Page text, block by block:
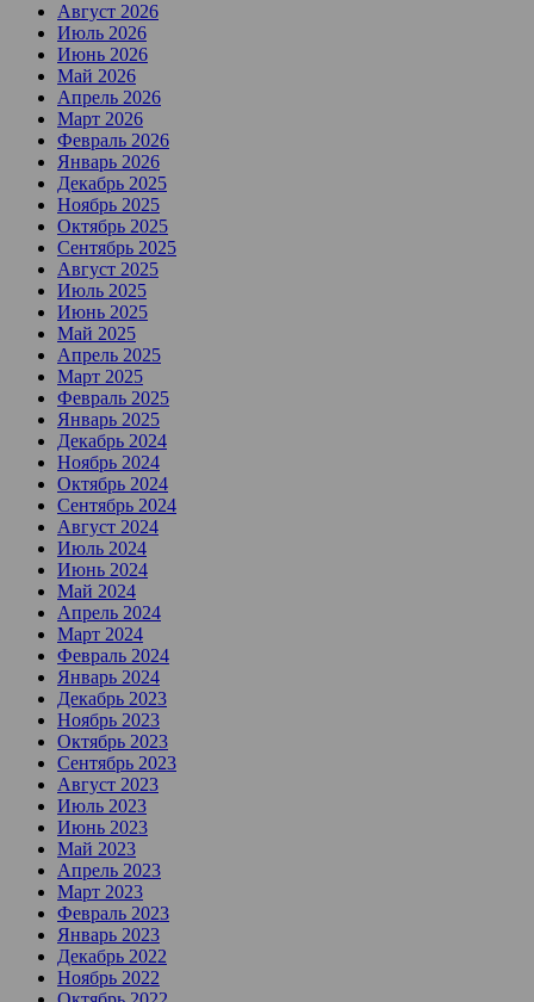
Август 2026
Июль 2026
Июнь 2026
Май 2026
Апрель 2026
Март 2026
Февраль 2026
Январь 2026
Декабрь 2025
Ноябрь 2025
Октябрь 2025
Сентябрь 2025
Август 2025
Июль 2025
Июнь 2025
Май 2025
Апрель 2025
Март 2025
Февраль 2025
Январь 2025
Декабрь 2024
Ноябрь 2024
Октябрь 2024
Сентябрь 2024
Август 2024
Июль 2024
Июнь 2024
Май 2024
Апрель 2024
Март 2024
Февраль 2024
Январь 2024
Декабрь 2023
Ноябрь 2023
Октябрь 2023
Сентябрь 2023
Август 2023
Июль 2023
Июнь 2023
Май 2023
Апрель 2023
Март 2023
Февраль 2023
Январь 2023
Декабрь 2022
Ноябрь 2022